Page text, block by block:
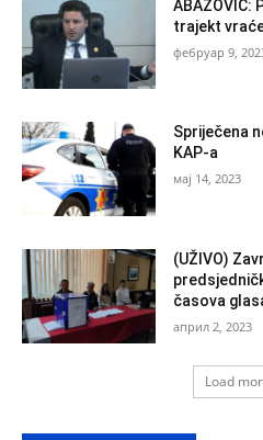
ABAZOVIĆ:
trajekt
фебруар 9,
Spriječena
KAP-a
мај 14, 2023
(UŽIVO)
časova
април 2, 2023
Load